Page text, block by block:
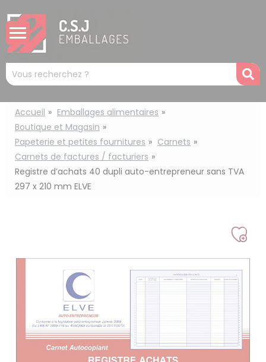
Mots
clés
:
Accueil
Emballages alimentaires
Boutique et Magasin
Papeterie et petites fournitures
Carnets
Carnets de factures / facturiers
Registre d’achats 40 dupli auto-entrepreneur sans TVA
297 x 210 mm ELVE
à
ma
liste